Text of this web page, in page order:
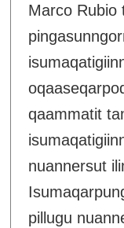
Marco Rubio
qaammatit
nuannersut
pillugu